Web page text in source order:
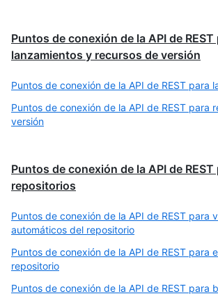
Puntos de conexión de la API de REST
lanzamientos y recursos de versión
Puntos de conexión de la API de REST para
Puntos de conexión de la API de REST para
versión
Puntos de conexión de la API de REST
repositorios
Puntos de conexión de la API de REST para
automáticos del repositorio
Puntos de conexión de la API de REST para
repositorio
Puntos de conexión de la API de REST para